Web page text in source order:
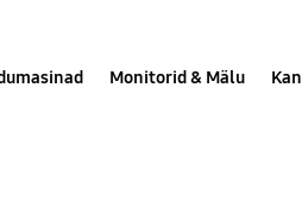
Monitorid & Mälu